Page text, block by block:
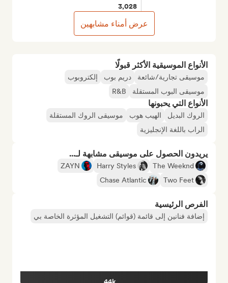
الأنواع الموسيقية الأكثر قبولًا
موسيقى تجارية/شائعة دريم بوب
إلكتروبوب
موسيقى البوب المستقلة
R&B
الأنواع التي يحبونها
الروك البديل الهيب هوب
موسيقى الروك المستقلة
الراب باللغة الإنجليزية
يريدون الحصول على موسيقى مشابهة لـ...
The Weeknd
Harry Styles
ZAYN
Two Feet
Chase Atlantic
الفرص الرئيسية
إضافة فنانين إلى قائمة (قوائم) التشغيل المؤثرة الخاصة بي
3,028
عرض أمناء مشابهين